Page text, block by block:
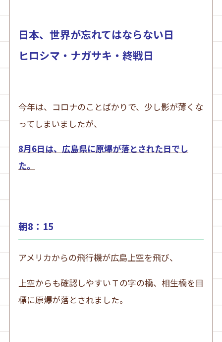
日本、世界が忘れてはならない日
ヒロシマ・ナガサキ・終戦日
今年は、コロナのことばかりで、少し影が薄くな
ってしまいましたが、
8月6日は、広島県に原爆が落とされた日でし
た。
朝8：15
アメリカからの飛行機が広島上空を飛び、
上空からも確認しやすいＴの字の橋、相生橋を目
標に原爆が落とされました。